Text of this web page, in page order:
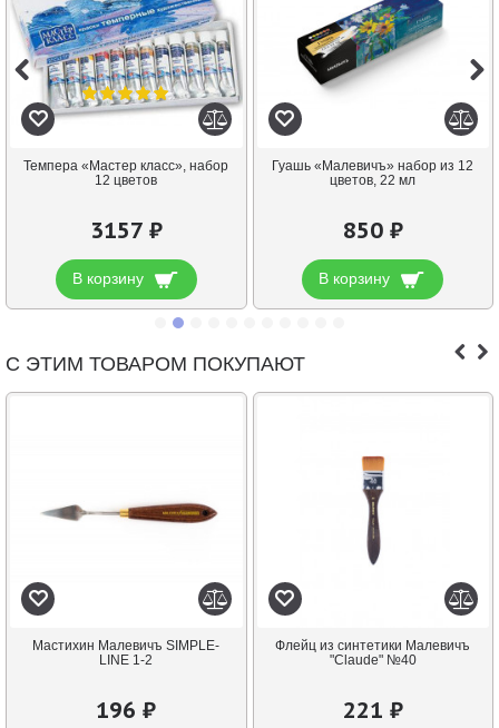
Темпера «Мастер класс», набор
12 цветов
3157 ₽
В корзину
Гуашь «Малевичъ» набор из 12
цветов, 22 мл
850 ₽
В корзину
С ЭТИМ ТОВАРОМ ПОКУПАЮТ
Мастихин Малевичъ SIMPLE-
LINE 1-2
196 ₽
Флейц из синтетики Малевичъ
"Claude" №40
221 ₽